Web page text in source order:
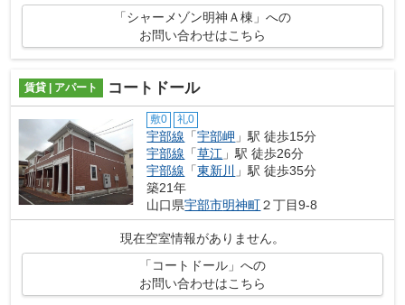
「シャーメゾン明神Ａ棟」への
お問い合わせはこちら
賃貸 | アパート コートドール
敷0 礼0
宇部線 「宇部岬 」駅 徒歩15分
宇部線 「草江 」駅 徒歩26分
宇部線 「東新川 」駅 徒歩35分
築21年
山口県宇部市明神町２丁目9-8
現在空室情報がありません。
「コートドール」への
お問い合わせはこちら